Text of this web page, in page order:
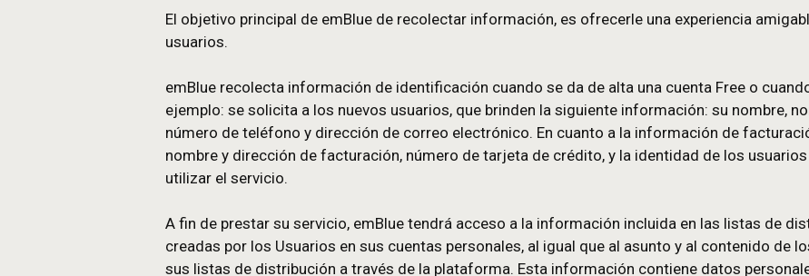
automáticas que se hagan sobre sus datos personales. “Automáticas”
emBlue no comparte bajo ningún aspecto información de clientes, la
El objetivo principal de emBlue de recolectar información, es ofrecerle una
usuarios.
emBlue recolecta información de identificación cuando se da de alta una
ejemplo: se solicita a los nuevos usuarios, que brinden la siguiente